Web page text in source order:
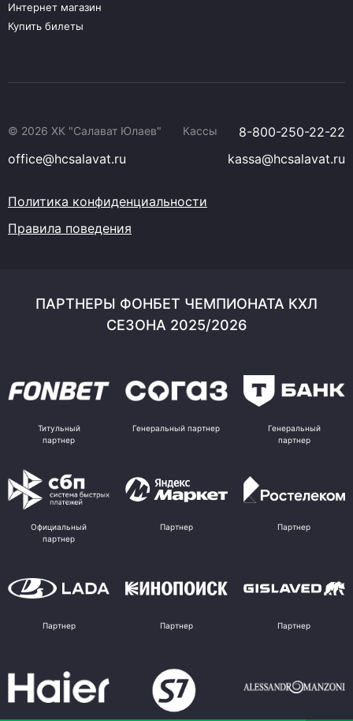
Интернет магазин
Купить билеты
© 2026 ХК "Салават Юлаев" Кассы
8-800-250-22-22
office@hcsalavat.ru
kassa@hcsalavat.ru
Политика конфиденциальности
Правила поведения
ПАРТНЕРЫ ФОНБЕТ ЧЕМПИОНАТА КХЛ
СЕЗОНА 2025/2026
Титульный
партнер
Генеральный партнер
Генеральный
партнер
Официальный
партнер
Партнер Партнер
Партнер Партнер Партнер